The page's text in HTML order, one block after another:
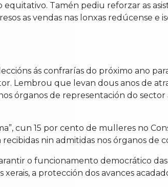
Tamén pediu reforzar as
as vendas nas lonxas redúcense e
ás confrarías do próximo ano
Lembrou que levan dous anos de
órganos de representación do sector
cun 15 por cento de mulleres no
nin admitidas nos órganos de
o funcionamento democrático
a protección dos avances